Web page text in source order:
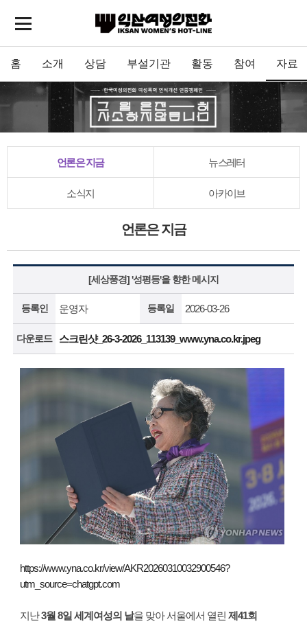
홈 소개 상담 부설기관 활동 참여 자료
언론은 지금 뉴스레터
소식지 아카이브
언론은 지금
[세상풍경] '성평등'을 향한 메시지
등록인 운영자 등록일 2026-03-26
다운로드 스크린샷_26-3-2026_113139_www.yna.co.kr.jpeg
https://www.yna.co.kr/view/AKR20260310032900546?
utm_source=chatgpt.com
지난3월 8일 세계여성의 날을 맞아 서울에서 열린 제41회